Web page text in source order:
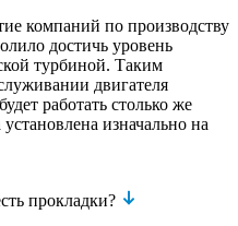
компаний по производству
достичь уровень
турбиной. Таким
двигателя
работать столько же
изначально на
прокладки?